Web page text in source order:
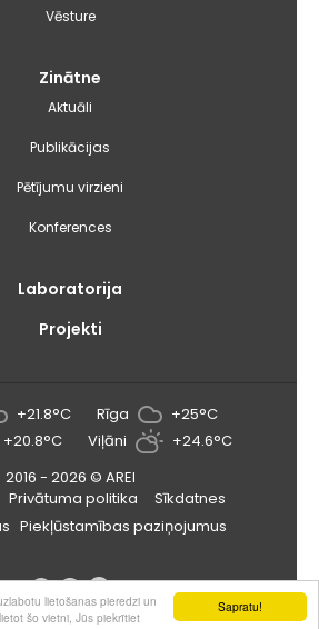
Sapratu!
lietošanas pieredzi un
šo vietni, Jūs piekrītiet
Vēsture
Zinātne
Aktuāli
Publikācijas
Pētījumu virzieni
Konferences
Laboratorija
Projekti
+21.8°C Rīga
+25°C
+20.8°C Viļāni
+24.6°C
2016 - 2026 © AREI
Privātuma politika
Sīkdatnes
Piekļūstamības paziņojumus